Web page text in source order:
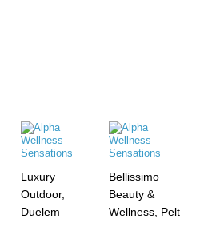
Luxury
Outdoor,
Duelem
Bellissimo
Beauty &
Wellness, Pelt